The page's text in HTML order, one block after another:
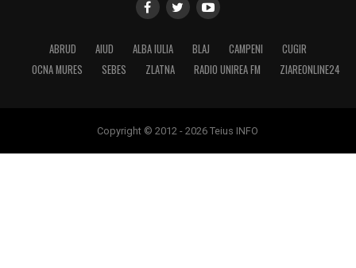
ABRUD AIUD ALBA IULIA BLAJ CAMPENI
CUGIR
OCNA MURES
SEBES ZLATNA RADIO UNIREA FM ZIAREONLINE24
Copyright © 2012 - 2026 Teius INFO